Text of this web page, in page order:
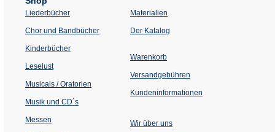
Liederbücher
Chor und Bandbücher
Kinderbücher
Leselust
Musicals / Oratorien
Musik und CD´s
Messen
Materialien
Der Katalog
Warenkorb
Versandgebühren
Kundeninformationen
Wir über uns